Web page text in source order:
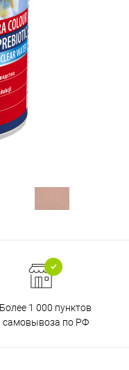
Более 1 000 пунктов
самовывоза по РФ